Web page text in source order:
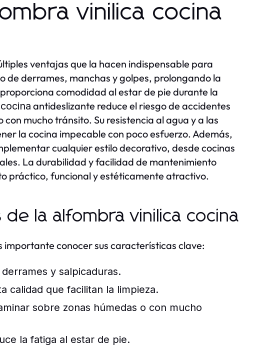
vinilica cocina
ventajas que la hacen indispensable para
de derrames, manchas y golpes, prolongando la
comodidad al estar de pie durante la
antideslizante reduce el riesgo de accidentes
mucho tránsito. Su resistencia al agua y a las
la cocina impecable con poco esfuerzo. Además,
cualquier estilo decorativo, desde cocinas
La durabilidad y facilidad de mantenimiento
práctico, funcional y estéticamente atractivo.
la alfombra vinilica cocina
importante conocer sus características clave:
y salpicaduras.
calidad que facilitan la limpieza.
sobre zonas húmedas o con mucho
la fatiga al estar de pie.